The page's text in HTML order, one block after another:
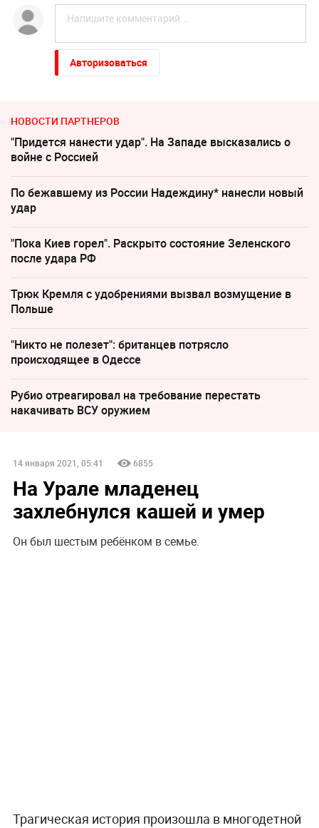
Авторизоваться
НОВОСТИ ПАРТНЕРОВ
"Придется нанести удар". На Западе высказались о
войне с Россией
По бежавшему из России Надеждину* нанесли новый
удар
"Пока Киев горел". Раскрыто состояние Зеленского
после удара РФ
Трюк Кремля с удобрениями вызвал возмущение в
Польше
"Никто не полезет": британцев потрясло
происходящее в Одессе
Рубио отреагировал на требование перестать
накачивать ВСУ оружием
14 января 2021, 05:41 6855
На Урале младенец
захлебнулся кашей и умер
Он был шестым ребёнком в семье.
Трагическая история произошла в многодетной